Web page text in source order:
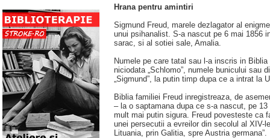
Hrana pentru amintiri
Sigmund Freud, marele dezlagator al
unui psihanalist. S-a nascut pe 6 mai 1856
sarac, si al sotiei sale, Amalia.
Numele pe care tatal sau l-a inscris in
niciodata „Schlomo”, numele bunicului sau
„Sigmund”, la putin timp dupa ce a intrat la
Biblia familiei Freud inregistreaza, de
– la o saptamana dupa ce s-a nascut, pe
mult mai putin sigura. Freud povesteste ca
unei persecutii a evreilor din secolul al
Lituania, prin Galitia, spre Austria germana”.